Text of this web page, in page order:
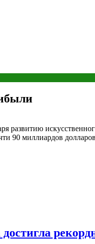
развитию
90 миллиардов